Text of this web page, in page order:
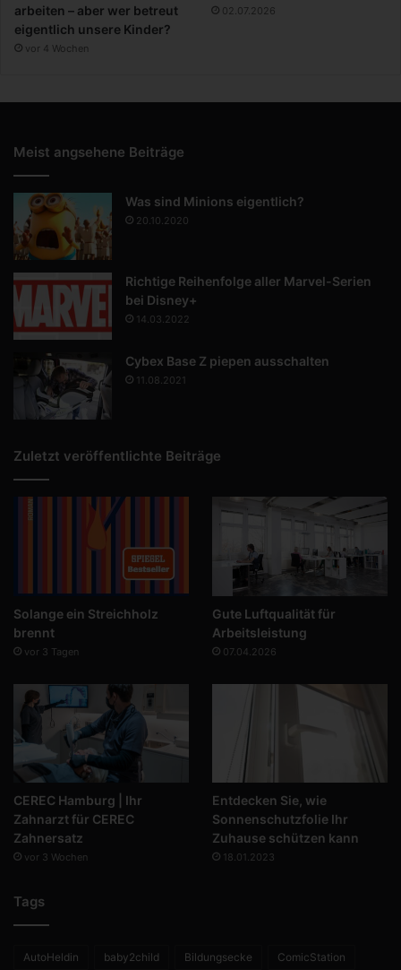
arbeiten – aber wer betreut
eigentlich unsere Kinder?
vor 4 Wochen
02.07.2026
Meist angsehene Beiträge
Was sind Minions eigentlich?
20.10.2020
Richtige Reihenfolge aller Marvel-Serien
bei Disney+
14.03.2022
Cybex Base Z piepen ausschalten
11.08.2021
Zuletzt veröffentlichte Beiträge
Solange ein Streichholz
brennt
vor 3 Tagen
Gute Luftqualität für
Arbeitsleistung
07.04.2026
CEREC Hamburg | Ihr
Zahnarzt für CEREC
Zahnersatz
vor 3 Wochen
Entdecken Sie, wie
Sonnenschutzfolie Ihr
Zuhause schützen kann
18.01.2023
Tags
AutoHeldin baby2child Bildungsecke ComicStation